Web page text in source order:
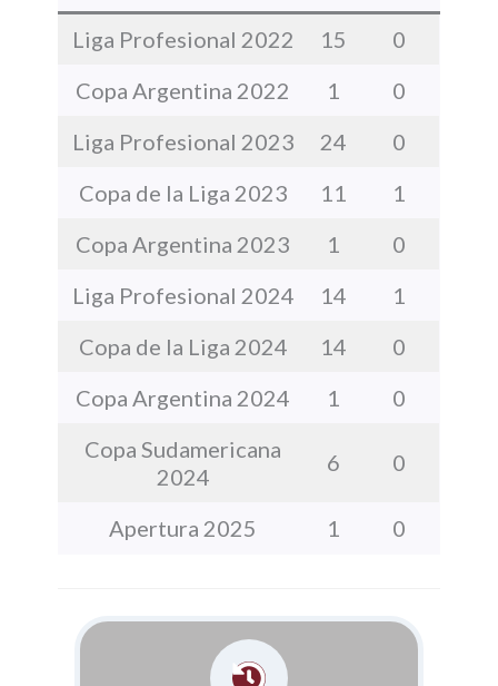
Liga Profesional 2022
15
0
Copa Argentina 2022
1
0
Liga Profesional 2023
24
0
Copa de la Liga 2023
11
1
Copa Argentina 2023
1
0
Liga Profesional 2024
14
1
Copa de la Liga 2024
14
0
Copa Argentina 2024
1
0
Copa Sudamericana
2024
6 0
Apertura 2025 1 0